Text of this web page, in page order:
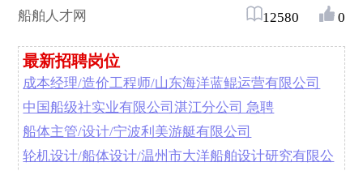
船舶人才网
12580 0
最新招聘岗位
成本经理/造价工程师/山东海洋蓝鲲运营有限公司
中国船级社实业有限公司湛江分公司 急聘
船体主管/设计/宁波利美游艇有限公司
轮机设计/船体设计/温州市大洋船舶设计研究有限公